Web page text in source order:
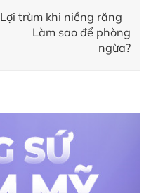
Lợi trùm khi niềng răng –
Làm sao để phòng
ngừa?